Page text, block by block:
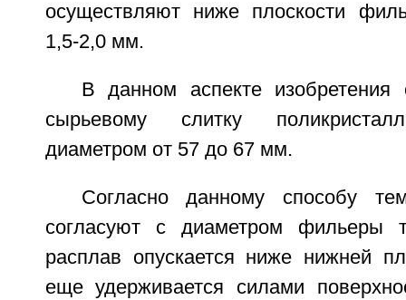
осуществляют ниже плоскости
1,5-2,0 мм.
В данном аспекте
сырьевому слитку
диаметром от 57 до 67 мм.
Согласно данному способу
согласуют с диаметром фильеры
расплав опускается ниже нижней
еще удерживается силами